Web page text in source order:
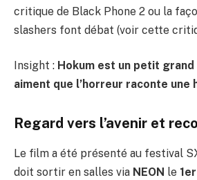
critique de Black Phone 2 ou la
slashers font débat (voir cette
Insight : Hokum est un petit
aiment que l’horreur raconte une
Regard vers l’avenir et
Le film a été présenté au festival
doit sortir en salles via NEON le